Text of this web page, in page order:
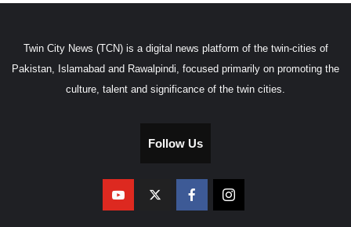
Twin City News (TCN) is a digital news platform of the twin-cities of
Pakistan, Islamabad and Rawalpindi, focused primarily on promoting the
culture, talent and significance of the twin cities.
Follow Us